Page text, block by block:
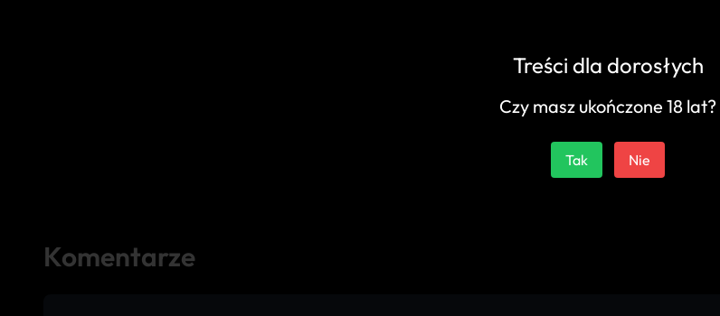
Komentarze
Treści dla dorosłych
Czy masz ukończone 18 lat?
Tak Nie